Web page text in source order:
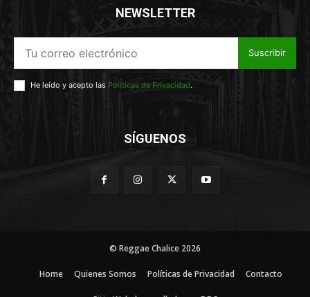
NEWSLETTER
Suscribir
He leído y acepto las Políticas de Privacidad.
SÍGUENOS
© Reggae Chalice 2026
Home Quienes Somos Políticas de Privacidad Contacto